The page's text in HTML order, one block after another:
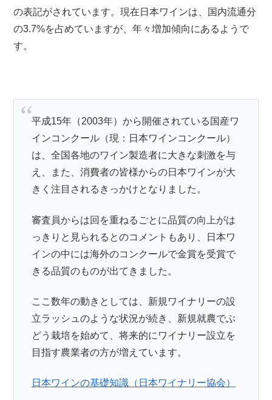
の表記がされています。現在日本ワインは、
国内流通分
の3.7%を占めていますが、年々増加傾向にあるようで
す。
平成15年（2003年）から開催されている国産ワ
インコンクール（現：日本ワインコンクール）
は、全国各地のワイン製造者に大きな刺激を与
え、また、消費者の皆様からの日本ワインが大
きく注目されるきっかけとなりました。
審査員からは回を重ねるごとに品質の向上がは
っきりと見られるとのコメントもあり、日本ワ
インの中には海外のコンクールで金賞を受賞で
きる品質のものが出てきました。
ここ数年の動きとしては、新規ワイナリーの設
立ラッシュのような状況が続き、新規就農でぶ
どう栽培を始めて、将来的にワイナリー設立を
目指す農業者の方が増えています。
日本ワインの基礎知識（日本ワイナリー協会）